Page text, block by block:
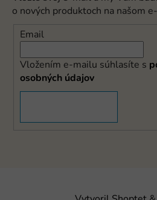
o nových produktoch na našom
Email
Vložením e-mailu súhlasíte s
osobných údajov